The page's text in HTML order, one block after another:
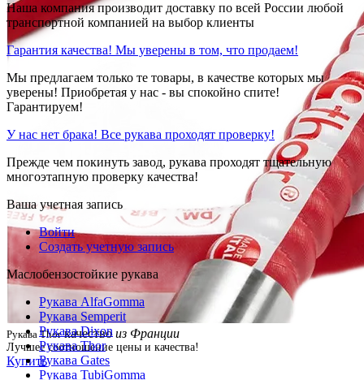
Рукава Thorкачествоиз Франции
Лучшее соотношение цены и качества!
Купить
Наша компания производит доставку по всей России любой
транспортной компанией на выбор клиенты
Гарантия качества! Мы уверены в том, что продаем!
Мы предлагаем только те товары, в качестве которых мы
уверены! Приобретая у нас - вы спокойно спите!
Гарантируем!
У нас нет брака! Все рукава проходят проверку!
Прежде чем покинуть завод, рукава проходят тщательную
многоэтапную проверку качества!
Ваша учетная запись
Войти
Создать учетную запись
Маслобензостойкие рукава
Рукава AlfaGomma
Рукава Semperit
Рукава Dixon
Рукава Thor
Рукава Gates
Рукава TubiGomma